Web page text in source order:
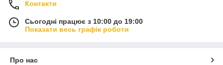
Контакти
Сьогодні працює з 10:00 до 19:00
Показати весь графік роботи
Про нас